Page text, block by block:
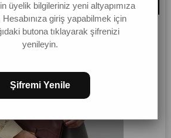
üyelik bilgileriniz yeni altyapımıza
Hesabınıza giriş yapabilmek için
butona tıklayarak şifrenizi
yenileyin.
Şifremi Yenile